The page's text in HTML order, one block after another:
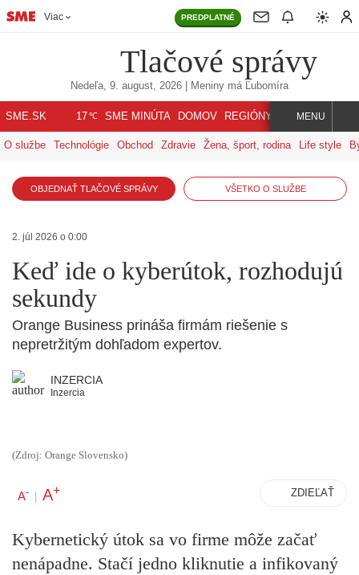
Viac PREDPLATNÉ
Tlačové správy
Nedeľa, 9. august, 2026 | Meniny má Ľubomíra
SME.SK 17℃ SME MINÚTA DOMOV REGIÓNY INDEX SVET
MENU
O službe Technológie Obchod Zdravie Žena, šport, rodina Life style
OBJEDNAŤ TLAČOVÉ SPRÁVY VŠETKO O SLUŽBE
2. júl 2026 o 0:00
Keď ide o kyberútok, rozhodujú
sekundy
Orange Business prináša firmám riešenie s
nepretržitým dohľadom expertov.
INZERCIA
Inzercia
(Zdroj: Orange Slovensko)
A- | A+ ZDIEĽAŤ
Kybernetický útok sa vo firme môže začať
nenápadne. Stačí jedno kliknutie a infikovaný